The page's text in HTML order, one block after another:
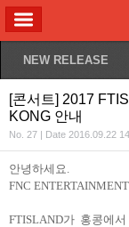
NEW RELEASE
[콘서트] 2017
KONG 안내
No. 27 | Date 2016.09.22
안녕하세요.
FNC ENTERTAINMENT
FTISLAND가 홍콩에